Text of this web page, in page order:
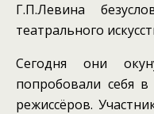
Г.П.Левина
театрального
Сегодня они
попробовали себя
режиссёров.